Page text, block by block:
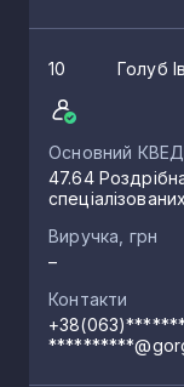
10 Голуб
Основний КВЕД
47.64
Виручка, грн
–
Контакти